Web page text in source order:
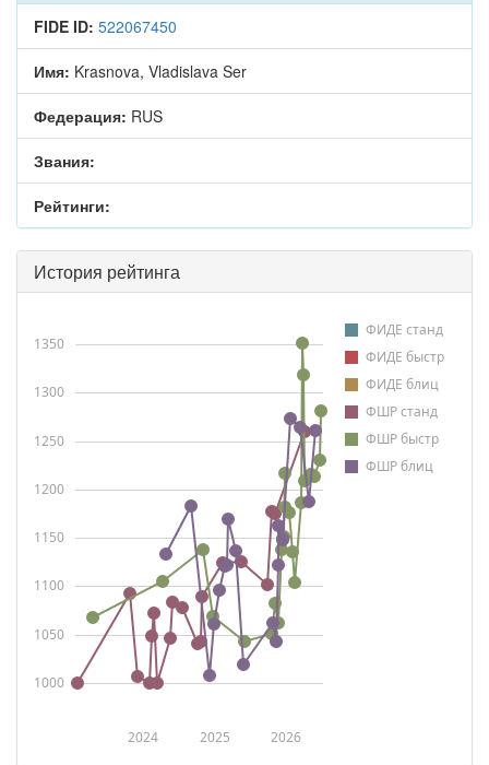
FIDE ID: 522067450
Имя: Krasnova, Vladislava Ser
Федерация: RUS
Звания:
Рейтинги:
История рейтинга
ФИДЕ станд
ФИДЕ быстр
ФИДЕ блиц
ФШР станд
ФШР быстр
ФШР блиц
2024 2025 2026
1000
1050
1100
1150
1200
1250
1300
1350